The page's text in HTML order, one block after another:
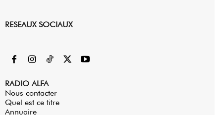
RESEAUX SOCIAUX
RADIO ALFA
Nous contacter
Quel est ce titre
Annuaire